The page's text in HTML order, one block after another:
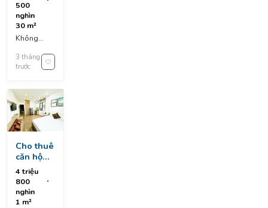
- tuyệt
đẹp
500
nghìn
30 m²
Không
chỉ
3 tháng
trước
Cho thuê
căn hộ
chính
hữu , sơn
trà , đà
nẵng
4 triệu
800
nghìn
1 m²